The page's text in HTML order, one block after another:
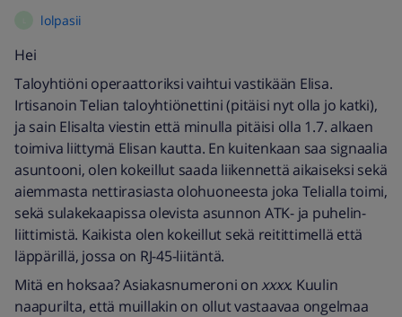
lolpasii
Hei
Taloyhtiöni operaattoriksi vaihtui vastikään Elisa.
Irtisanoin Telian taloyhtiönettini (pitäisi nyt olla jo katki),
ja sain Elisalta viestin että minulla pitäisi olla 1.7. alkaen
toimiva liittymä Elisan kautta. En kuitenkaan saa signaalia
asuntooni, olen kokeillut saada liikennettä aikaiseksi sekä
aiemmasta nettirasiasta olohuoneesta joka Telialla toimi,
sekä sulakekaapissa olevista asunnon ATK- ja puhelin-
liittimistä. Kaikista olen kokeillut sekä reitittimellä että
läppärillä, jossa on RJ-45-liitäntä.
Mitä en hoksaa? Asiakasnumeroni onxxxx. Kuulin
naapurilta, että muillakin on ollut vastaavaa ongelmaa